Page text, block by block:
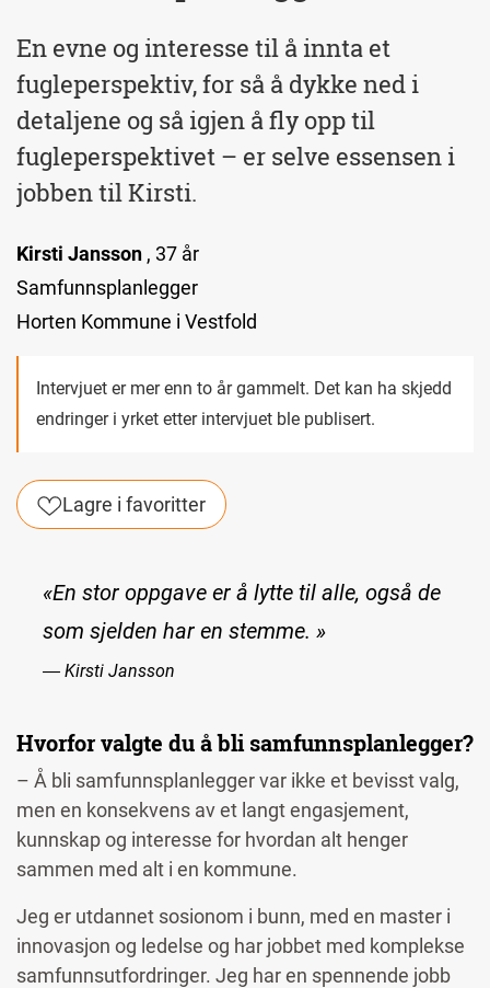
En evne og interesse til å innta et
fugleperspektiv, for så å dykke ned i
detaljene og så igjen å fly opp til
fugleperspektivet – er selve essensen i
jobben til Kirsti.
Kirsti Jansson , 37 år
Samfunnsplanlegger
Horten Kommune i Vestfold
Intervjuet er mer enn to år gammelt. Det kan ha skjedd
endringer i yrket etter intervjuet ble publisert.
Lagre i favoritter
«En stor oppgave er å lytte til alle, også de
som sjelden har en stemme. »
― Kirsti Jansson
Hvorfor valgte du å bli samfunnsplanlegger?
– Å bli samfunnsplanlegger var ikke et bevisst valg,
men en konsekvens av et langt engasjement,
kunnskap og interesse for hvordan alt henger
sammen med alt i en kommune.
Jeg er utdannet sosionom i bunn, med en master i
innovasjon og ledelse og har jobbet med komplekse
samfunnsutfordringer. Jeg har en spennende jobb